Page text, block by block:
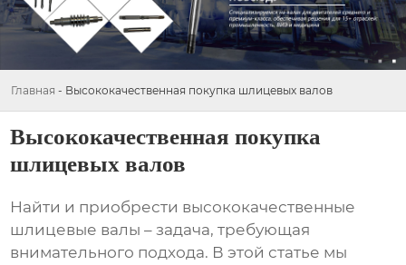
Главная - Высококачественная покупка шлицевых валов
Высококачественная покупка
шлицевых валов
Найти и приобрести высококачественные
шлицевые валы – задача, требующая
внимательного подхода. В этой статье мы